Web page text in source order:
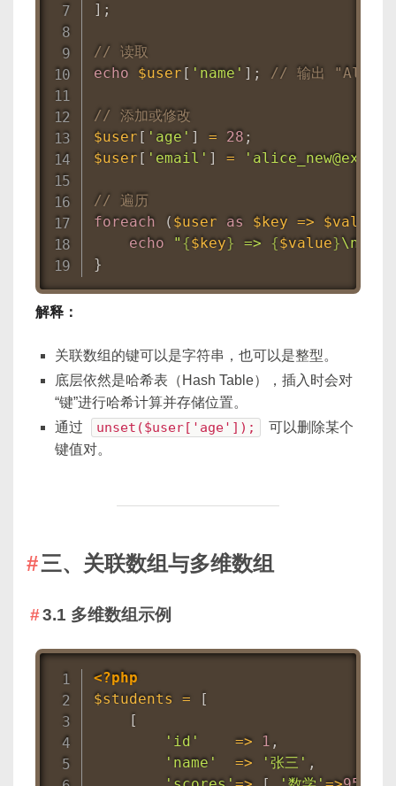
] ;
// 读取
echo
$user [ 'name' ] ; // 输出 "Alice"
// 添加或修改
$user [ 'age' ] = 28 ;
$user [ 'email' ] =
// 遍历
foreach
( $user as $key => $value
echo
" {$key} => {$value}\n"
}
解释：
关联数组的键可以是字符串，也可以是整型。
底层依然是哈希表（Hash Table），插入时会对
“键”进行哈希计算并存储位置。
通过
unset($user['age']);
可以删除某个
键值对。
三、关联数组与多维数组
3.1 多维数组示例
<?php
$students
=
[
[
'id'
=> 1 ,
'name'
=> '张三' ,